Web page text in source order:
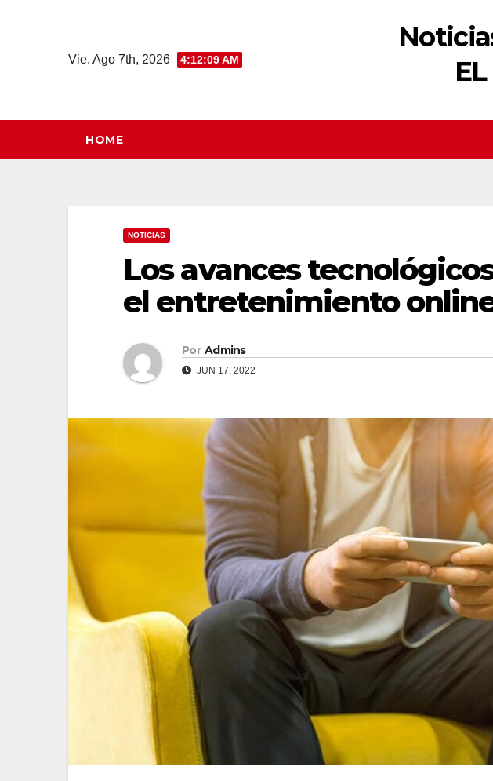
Vie. Ago 7th, 2026 4:12:10 AM
HOME
NOTICIAS
Los avances
el entretenimiento
Por Admins
JUN 17, 2022